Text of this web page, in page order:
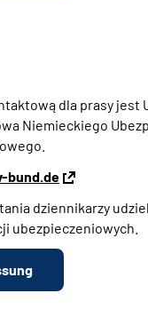
dla prasy jest
Niemieckiego
bund.de
dziennikarzy
ubezpieczeniowych.